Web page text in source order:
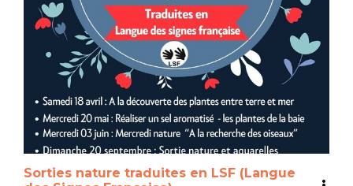
Sorties nature traduites en LSF (Langue